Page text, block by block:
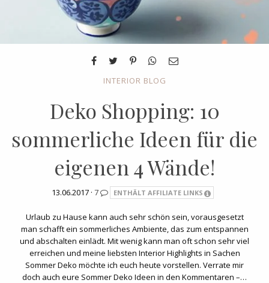
INTERIOR BLOG
Deko Shopping: 10
sommerliche Ideen für die
eigenen 4 Wände!
13.06.2017 · 7 ENTHÄLT AFFILIATE LINKS
Urlaub zu Hause kann auch sehr schön sein, vorausgesetzt
man schafft ein sommerliches Ambiente, das zum entspannen
und abschalten einlädt. Mit wenig kann man oft schon sehr viel
erreichen und meine liebsten Interior Highlights in Sachen
Sommer Deko möchte ich euch heute vorstellen. Verrate mir
doch auch eure Sommer Deko Ideen in den Kommentaren –…